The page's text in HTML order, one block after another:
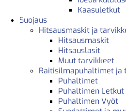
Kaasuletkut
Suojaus
Hitsausmaskit ja
Hitsausmaskit
Hitsauslasit
Muut tarvikkeet
Raitisilmapuhaltimet ja
Puhaltimet
Puhaltimen Letkut
Puhaltimen Vyöt